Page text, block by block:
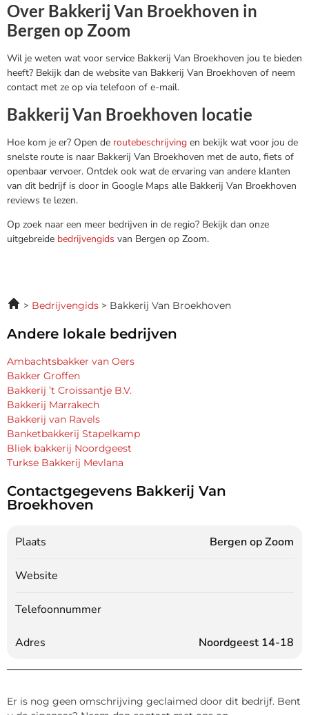
Over Bakkerij Van Broekhoven in
Bergen op Zoom
Wil je weten wat voor service Bakkerij Van Broekhoven jou te bieden
heeft? Bekijk dan de website van Bakkerij Van Broekhoven of neem
contact met ze op via telefoon of e-mail.
Bakkerij Van Broekhoven locatie
Hoe kom je er? Open de routebeschrijving en bekijk wat voor jou de
snelste route is naar Bakkerij Van Broekhoven met de auto, fiets of
openbaar vervoer. Ontdek ook wat de ervaring van andere klanten
van dit bedrijf is door in Google Maps alle Bakkerij Van Broekhoven
reviews te lezen.
Op zoek naar een meer bedrijven in de regio? Bekijk dan onze
uitgebreide bedrijvengids van Bergen op Zoom.
Bedrijvengids Bakkerij Van Broekhoven
Andere lokale bedrijven
Ambachtsbakker van Oers
Bakker Groffen
Bakkerij ’t Croissantje B.V.
Bakkerij Marrakech
Bakkerij van Ravels
Banketbakkerij Stapelkamp
Bliek bakkerij Noordgeest
Turkse Bakkerij Mevlana
Contactgegevens Bakkerij Van
Broekhoven
Plaats Bergen op Zoom
Website
Telefoonnummer
Adres Noordgeest 14-18
Er is nog geen omschrijving geclaimed door dit bedrijf. Bent